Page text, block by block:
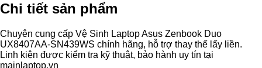
Chi tiết sản phẩm
Chuyên cung cấp Vệ Sinh Laptop Asus Zenbook Duo
UX8407AA-SN439WS chính hãng, hỗ trợ thay thế lấy liền.
Linh kiện được kiểm tra kỹ thuật, bảo hành uy tín tại
mainlaptop.vn